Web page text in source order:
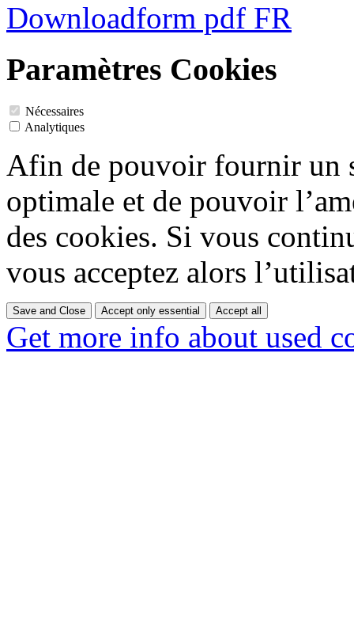
Downloadform pdf FR
Paramètres Cookies
Nécessaires
Analytiques
Afin de pouvoir fournir un
optimale et de pouvoir
des cookies. Si vous
vous acceptez alors
Save and Close Accept only essential Accept all
Get more info about used